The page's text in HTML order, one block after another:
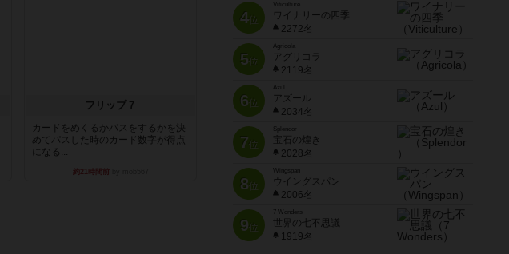
フリップ７
カードをめくるかパスをするかを決
めてパスした時のカード数字が得点
になる...
約21時間前
4位
Viticulture
ワイナリーの四季
2272名
5位
Agricola
アグリコラ
2119名
6位
Azul
アズール
2034名
7位
宝石の煌き
2028名
8位
Wingspan
ウイングスパン
2006名
9位
7 Wonders
世界の七不思議
1919名